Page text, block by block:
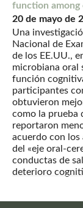
function among
20 de mayo de
Una
Nacional de
de los EE.UU.,
microbiana oral
función
participantes
obtuvieron
como la prueba
reportaron
acuerdo con los
del «eje oral-
conductas de
deterioro